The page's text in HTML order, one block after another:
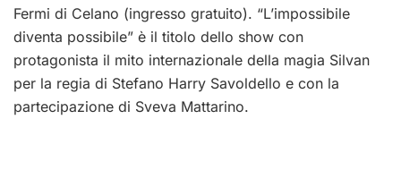
Fermi di Celano (ingresso gratuito). “L’impossibile
diventa possibile” è il titolo dello show con
protagonista il mito internazionale della magia Silvan
per la regia di Stefano Harry Savoldello e con la
partecipazione di Sveva Mattarino.